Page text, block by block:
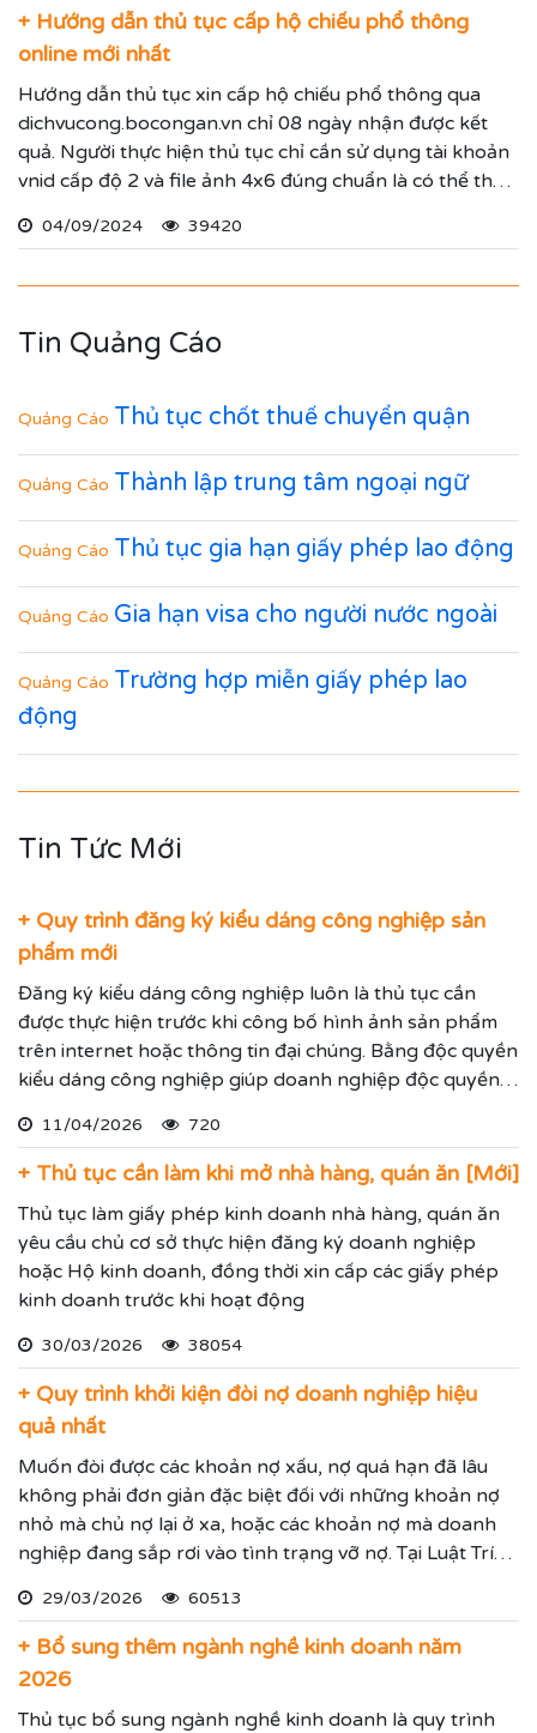
trình cấp giấy phép lao động mới nhất để mọi người
tham khảo.
+ Hướng dẫn thủ tục cấp hộ chiếu phổ thông
online mới nhất
Hướng dẫn thủ tục xin cấp hộ chiếu phổ thông qua
dichvucong.bocongan.vn chỉ 08 ngày nhận được kết
quả. Người thực hiện thủ tục chỉ cần sử dụng tài khoản
vnid cấp độ 2 và file ảnh 4x6 đúng chuẩn là có thể thực
04/09/2024 39420
Tin Quảng Cáo
Quảng Cáo Thủ tục chốt thuế chuyển quận
Quảng Cáo Thành lập trung tâm ngoại ngữ
Quảng Cáo Thủ tục gia hạn giấy phép lao động
Quảng Cáo Gia hạn visa cho người nước ngoài
Quảng Cáo Trường hợp miễn giấy phép lao
động
Tin Tức Mới
+ Quy trình đăng ký kiểu dáng công nghiệp sản
phẩm mới
Đăng ký kiểu dáng công nghiệp luôn là thủ tục cần
được thực hiện trước khi công bố hình ảnh sản phẩm
trên internet hoặc thông tin đại chúng. Bằng độc quyền
kiểu dáng công nghiệp giúp doanh nghiệp độc quyền
hạn đến 15 năm.
11/04/2026 720
+ Thủ tục cần làm khi mở nhà hàng, quán ăn [Mới]
Thủ tục làm giấy phép kinh doanh nhà hàng, quán ăn
yêu cầu chủ cơ sở thực hiện đăng ký doanh nghiệp
hoặc Hộ kinh doanh, đồng thời xin cấp các giấy phép
kinh doanh trước khi hoạt động
30/03/2026 38054
+ Quy trình khởi kiện đòi nợ doanh nghiệp hiệu
quả nhất
Muốn đòi được các khoản nợ xấu, nợ quá hạn đã lâu
không phải đơn giản đặc biệt đối với những khoản nợ
nhỏ mà chủ nợ lại ở xa, hoặc các khoản nợ mà doanh
nghiệp đang sắp rơi vào tình trạng vỡ nợ. Tại Luật Trí
quyết các tranh chấp kinh tế hiệu quả đảm bảo sẽ giúp
thực hiện các yêu cầu mà Quý vị đưa ra.
29/03/2026 60513
+ Bổ sung thêm ngành nghề kinh doanh năm
2026
Thủ tục bổ sung ngành nghề kinh doanh là quy trình